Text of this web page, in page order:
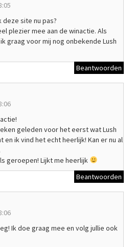
deze site nu pas?
plezier mee aan de winactie. Als
graag voor mij nog onbekende Lush
Beantwoorden
geleden voor het eerst wat Lush
en ik vind het echt heerlijk! Kan er nu al
geroepen! Lijkt me heerlijk
Beantwoorden
Ik doe graag mee en volg jullie ook